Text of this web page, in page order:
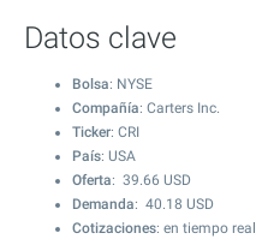
Datos clave
Bolsa: NYSE
Compañía: Carters Inc.
Ticker: CRI
País: USA
Oferta: 39.66 USD
Demanda: 40.18 USD
Cotizaciones: en tiempo